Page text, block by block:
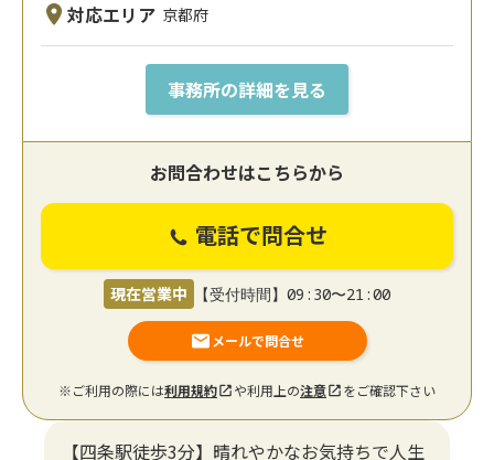
対応エリア 京都府
事務所の詳細を見る
お問合わせはこちらから
電話で問合せ
現在営業中 【受付時間】09:30〜21:00
メールで問合せ
※ご利用の際には利用規約 や利用上の注意 をご確認下さい
【四条駅徒歩3分】晴れやかなお気持ちで人生